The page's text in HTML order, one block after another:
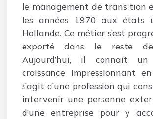
le management de transition
les années 1970 aux états
Hollande. Ce métier s’est
exporté dans le reste de
Aujourd’hui, il connait
croissance impressionnant
s’agit d’une profession qui
intervenir une personne
d’une entreprise pour y